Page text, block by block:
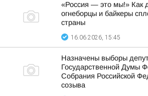
«Россия — это мы!» Как
огнеборцы и байкеры
страны
16.06.2026, 15:45
Назначены выборы
Государственной Думы
Собрания Российской
созыва